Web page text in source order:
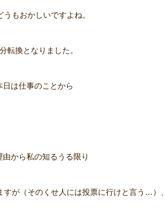
もおかしいですよね。
転換となりました。
は仕事のことから
から私の知るうる限り
が（そのくせ人には投票に行けと言う…）、